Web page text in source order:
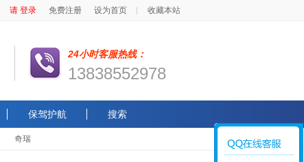
请 登录 免费注册 设为首页 收藏本站
24小时客服热线：
13838552978
保驾护航 搜索
奇瑞